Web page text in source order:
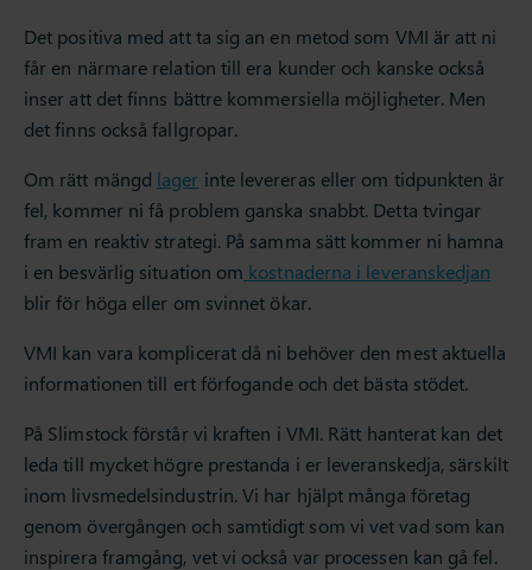
Det positiva med att ta sig an en metod som VMI är att ni
får en närmare relation till era kunder och kanske också
inser att det finns bättre kommersiella möjligheter. Men
det finns också fallgropar.
Om rätt mängd lager inte levereras eller om tidpunkten är
fel, kommer ni få problem ganska snabbt. Detta tvingar
fram en reaktiv strategi. På samma sätt kommer ni hamna
i en besvärlig situation om kostnaderna i leveranskedjan
blir för höga eller om svinnet ökar.
VMI kan vara komplicerat då ni behöver den mest aktuella
informationen till ert förfogande och det bästa stödet.
På Slimstock förstår vi kraften i VMI. Rätt hanterat kan det
leda till mycket högre prestanda i er leveranskedja, särskilt
inom livsmedelsindustrin. Vi har hjälpt många företag
genom övergången och samtidigt som vi vet vad som kan
inspirera framgång, vet vi också var processen kan gå fel.